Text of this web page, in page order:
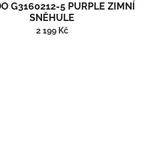
G3160212-5 PURPLE ZIMNÍ
SNĚHULE
2 199 Kč